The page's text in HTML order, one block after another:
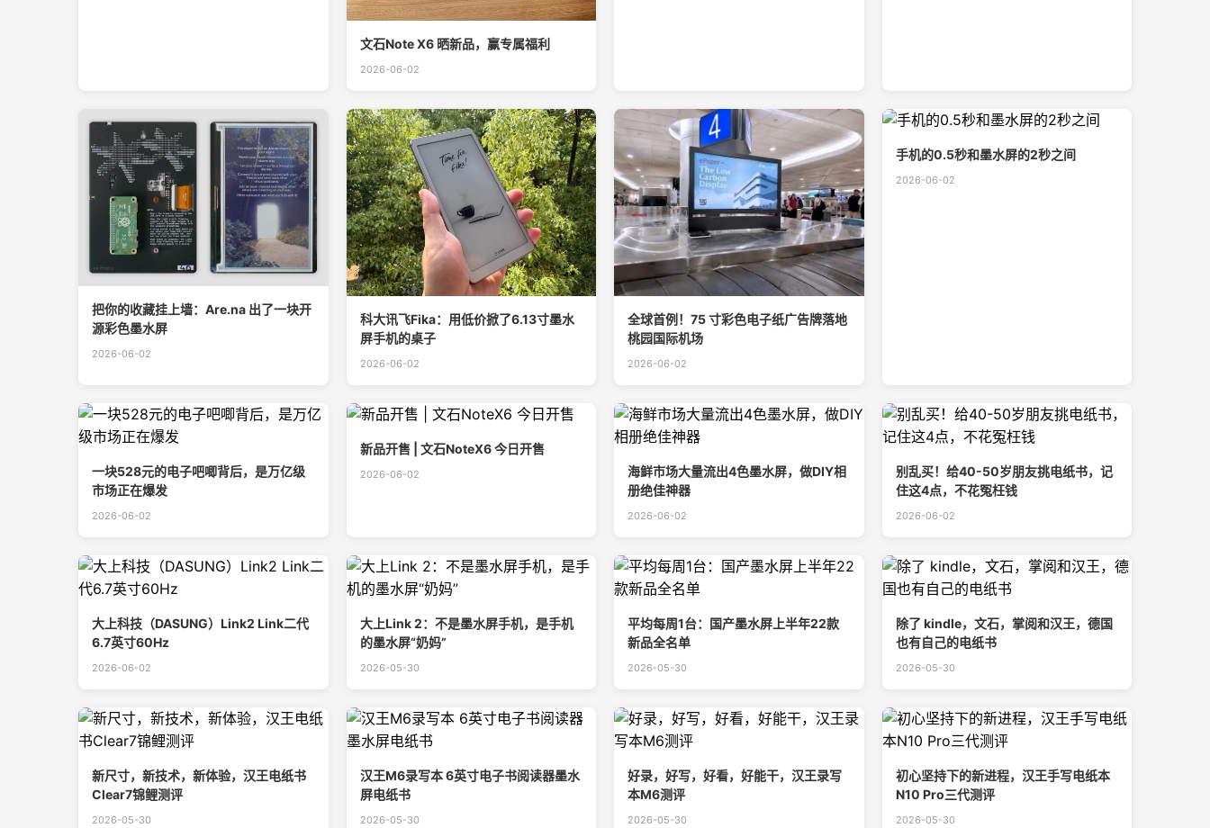
文石Note X6 晒新品，赢专属福利
2026-06-02
把你的收藏挂上墙：Are.na 出了一块开
源彩色墨水屏
2026-06-02
科大讯飞Fika：用低价掀了6.13寸墨水
屏手机的桌子
2026-06-02
全球首例！75 寸彩色电子纸广告牌落地
桃园国际机场
2026-06-02
手机的0.5秒和墨水屏的2秒之间
2026-06-02
一块528元的电子吧唧背后，是万亿级
市场正在爆发
2026-06-02
新品开售 | 文石NoteX6 今日开售
2026-06-02
海鲜市场大量流出4色墨水屏，做DIY相
册绝佳神器
2026-06-02
别乱买！给40-50岁朋友挑电纸书，记
住这4点，不花冤枉钱
2026-06-02
大上科技（DASUNG）Link2 Link二代
6.7英寸60Hz
2026-06-02
大上Link 2：不是墨水屏手机，是手机
的墨水屏“奶妈”
2026-05-30
平均每周1台：国产墨水屏上半年22款
新品全名单
2026-05-30
除了 kindle，文石，掌阅和汉王，德国
也有自己的电纸书
2026-05-30
新尺寸，新技术，新体验，汉王电纸书
Clear7锦鲤测评
2026-05-30
汉王M6录写本 6英寸电子书阅读器墨水
屏电纸书
2026-05-30
好录，好写，好看，好能干，汉王录写
本M6测评
2026-05-30
初心坚持下的新进程，汉王手写电纸本
N10 Pro三代测评
2026-05-30